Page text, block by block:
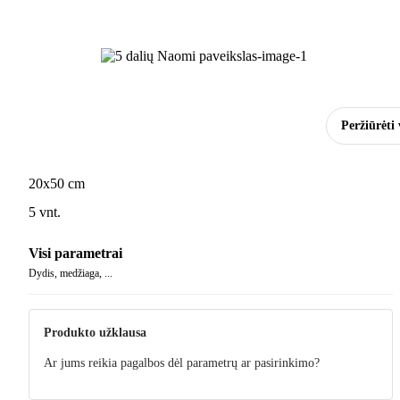
Peržiūrėti
20x50 cm
5 vnt.
Visi parametrai
Dydis, medžiaga, ...
Produkto užklausa
Ar jums reikia pagalbos dėl parametrų ar pasirinkimo?